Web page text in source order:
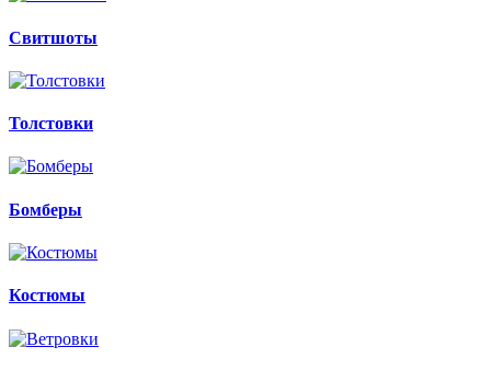
Свитшоты
Толстовки
Бомберы
Костюмы